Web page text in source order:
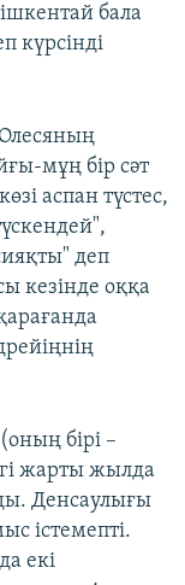
бала
күрсінді
мұң бір сәт
аспан түстес,
деп
кезінде оққа
бірі –
жарты жылда
Денсаулығы
істемепті.
екі